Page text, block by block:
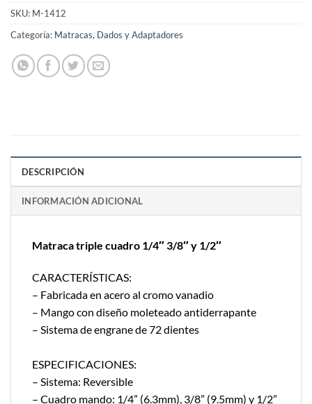
SKU: M-1412
Categoría: Matracas, Dados y Adaptadores
DESCRIPCIÓN
INFORMACIÓN ADICIONAL
Matraca triple cuadro 1/4″ 3/8″ y 1/2″
CARACTERÍSTICAS:
– Fabricada en acero al cromo vanadio
– Mango con diseño moleteado antiderrapante
– Sistema de engrane de 72 dientes
ESPECIFICACIONES:
– Sistema: Reversible
– Cuadro mando: 1/4” (6.3mm), 3/8” (9.5mm) y 1/2”